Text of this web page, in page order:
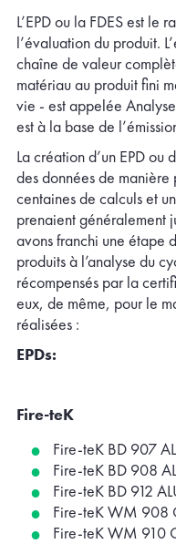
L’EPD ou la FDES est le
l’évaluation du produit.
chaîne de valeur
matériau au produit fini
vie - est appelée
est à la base de
La création d’un EPD
des données de
centaines de calculs et
prenaient généralement
avons franchi une étape
produits à l’analyse du
récompensés par la
eux, de même, pour le
réalisées :
EPDs:
Fire-teK
Fire-teK BD 907
Fire-teK BD 908
Fire-teK BD 912
Fire-teK WM 908
Fire-teK WM 910